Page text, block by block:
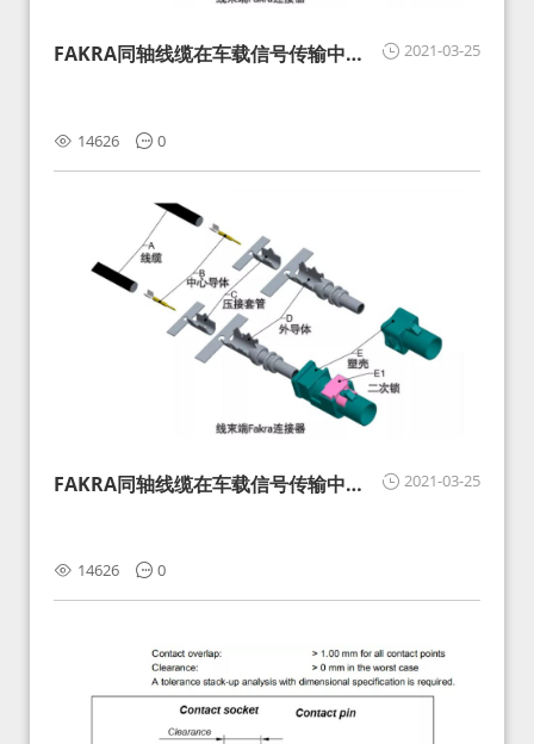
2021-03-25
FAKRA同轴线缆在车载信号传输中的
14626 0
2021-03-25
FAKRA同轴线缆在车载信号传输中的
14626 0